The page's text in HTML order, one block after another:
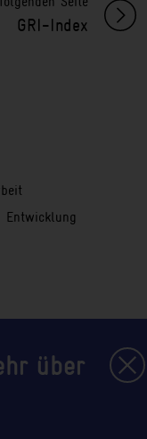
GRI-Index
über